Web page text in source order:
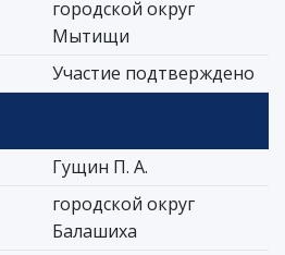
городской округ
Мытищи
Участие подтверждено
Гущин П. А.
городской округ
Балашиха